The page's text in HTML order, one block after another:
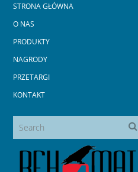
STRONA GŁÓWNA
O NAS
PRODUKTY
NAGRODY
PRZETARGI
KONTAKT